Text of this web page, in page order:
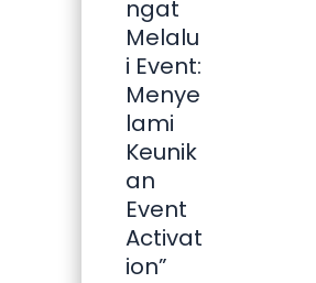
ngat
Melalu
i Event:
Menye
lami
Keunik
an
Event
Activat
ion”